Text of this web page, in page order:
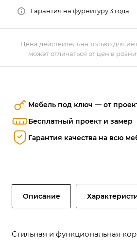
Мебель под ключ — от
Бесплатный проект и замер
Гарантия качества на всю
Цена действительна только для
может отличаться от цен в
Гарантия на фурнитуру 3 года
Описание
Стильная и функциональная